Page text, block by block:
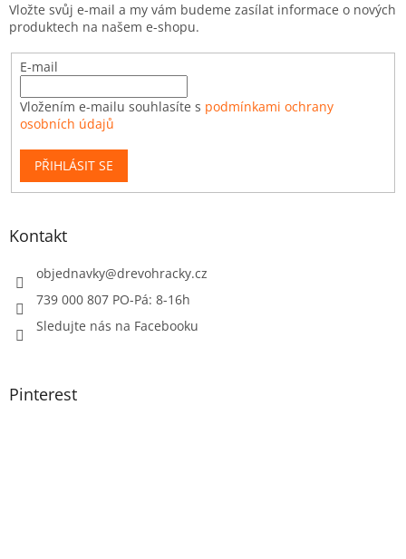
Vložte svůj e-mail a my vám budeme zasílat informace o nových
produktech na našem e-shopu.
E-mail
Vložením e-mailu souhlasíte s podmínkami ochrany
osobních údajů
PŘIHLÁSIT SE
Kontakt
objednavky@drevohracky.cz
739 000 807 PO-Pá: 8-16h
Sledujte nás na Facebooku
Pinterest